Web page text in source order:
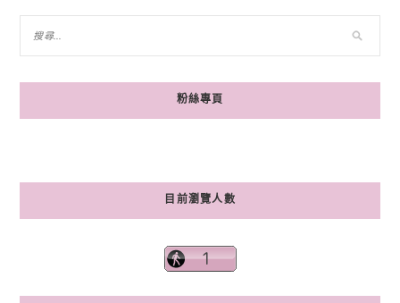
粉絲專頁
目前瀏覽人數